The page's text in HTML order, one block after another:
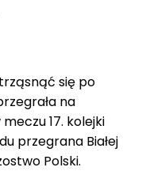
się po
na
17. kolejki
przegrana Białej
Polski.